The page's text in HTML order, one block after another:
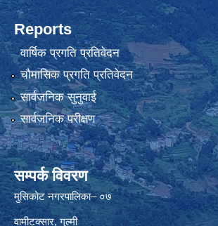
Reports
वार्षिक प्रगति प्रतिवेदन
चौमासिक प्रगति प्रतिवेदन
सार्वजनिक सुनुवाई
सार्वजनिक परीक्षण
सम्पर्क विवरण
मुसिकोट नगरपालिका– ०७
वामीटक्सार, गुल्मी